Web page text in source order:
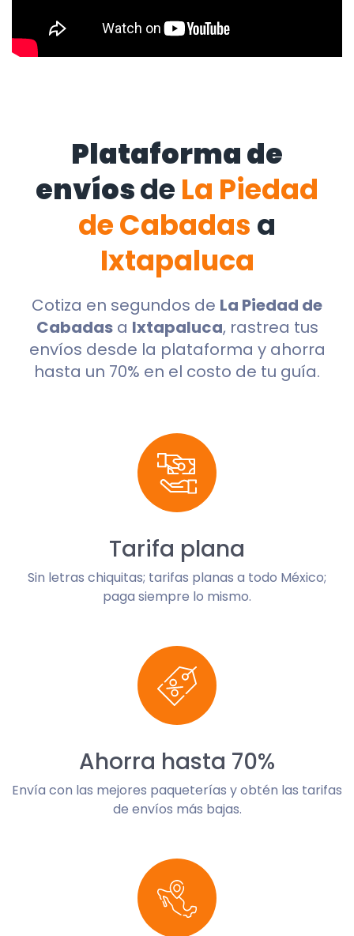
Plataforma de
envíosde La Piedad
de Cabadas a
Ixtapaluca
Cotiza en segundos de La Piedad de
Cabadasa Ixtapaluca, rastrea tus
envíos desde la plataforma y ahorra
hasta un 70% en el costo de tu guía.
Tarifa plana
Sin letras chiquitas; tarifas planas a todo México;
paga siempre lo mismo.
Ahorra hasta 70%
Envía con las mejores paqueterías y obtén las tarifas
de envíos más bajas.